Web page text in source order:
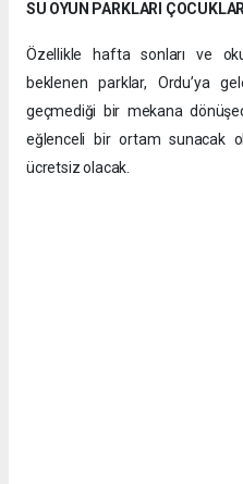
SU OYUN PARKLARI
Özellikle hafta sonları ve
beklenen parklar, Ordu’ya
geçmediği bir mekana
eğlenceli bir ortam sunacak
ücretsiz olacak.